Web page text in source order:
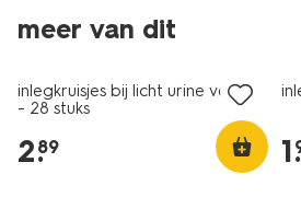
meer van dit
2+1 gratis
met je HEMA pas
inlegkruisjes bij licht urine verlies
- 28 stuks
2.
89 1.